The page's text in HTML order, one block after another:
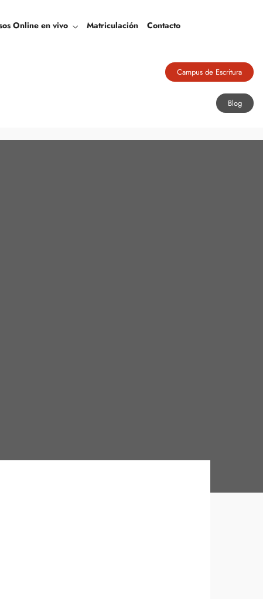
Online en vivo Matriculación Contacto
Campus de Escritura
Blog